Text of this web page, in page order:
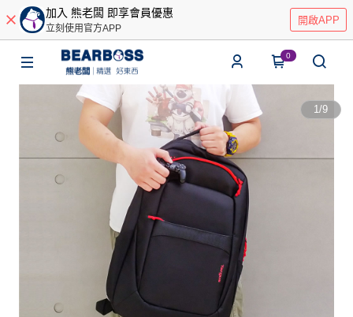
加入 熊老闆 即享會員優惠
立刻使用官方APP
開啟APP
0
1/9